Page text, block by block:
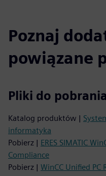
Poznaj
powiązane
Pliki do pobrania
Katalog produktów |
informatyka
Pobierz | ERES SIMATIC
Compliance
Pobierz | WinCC Unified PC